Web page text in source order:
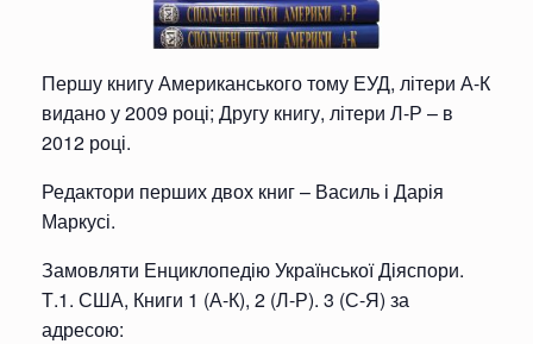
Першу книгу Американського тому ЕУД, літери А-К
видано у 2009 році; Другу книгу, літери Л-Р – в
2012 році.
Редактори перших двох книг – Василь і Дарія
Маркусі.
Замовляти Енциклопедію Української Діяспори.
Т.1. США, Книги 1 (А-К), 2 (Л-Р). 3 (С-Я) за
адресою: